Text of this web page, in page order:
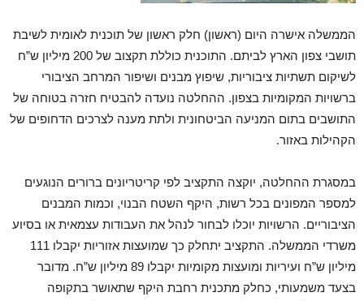
הממשלה אישרה היום (ראשון) חלק ראשון של תוכנית לאומית לשיבת
תושבי צפון הארץ לביתם. התוכנית כוללת תקצוב של 200 מיליון ש”ח
לשיקום תשתיות ציבוריות, שיפוץ מבנים ושיפור המרחב הציבורי
ברשויות המקומיות בצפון. ההחלטה נועדה להבטיח חזרה בטוחה של
התושבים בתום המניעה הביטחונית ולתת מענה לצרכים הדחופים של
הקהילות באזור.
במסגרת ההחלטה, יוקצה התקציב לפי קריטריונים ברורים הנוגעים
למספר המפונים בכל רשות, היקף השטח הבנוי, וכמות המבנים
הציבוריים. הרשויות יוכלו לבחור לנהל את העבודות עצמאית או בסיוע
משרדי הממשלה. התקציב יתחלק כך שמועצות אזוריות יקבלו 111
מיליון ש”ח ועיריות ומועצות מקומיות יקבלו 89 מיליון ש”ח. מדובר
בצעד משמעותי, כחלק מתכנית רחבת היקף שתאושר בתקופה